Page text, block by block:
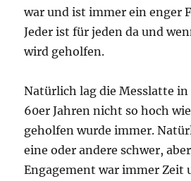
war und ist immer ein enger
Jeder ist für jeden da und
wird geholfen.
Natürlich lag die Messlatte in
60er Jahren nicht so hoch
geholfen wurde immer.
eine oder andere schwer,
Engagement war immer Zeit